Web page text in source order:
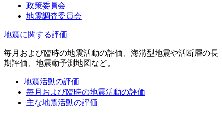
政策委員会
地震調査委員会
地震に関する評価
毎月および臨時の地震活動の評価、海溝型地震や活断層の長
期評価、地震動予測地図など。
地震活動の評価
毎月および臨時の地震活動の評価
主な地震活動の評価